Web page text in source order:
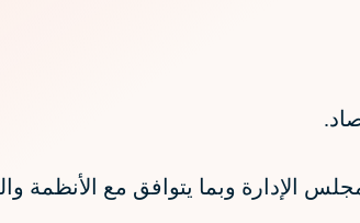
الإدارة وبما يتوافق مع الأنظمة